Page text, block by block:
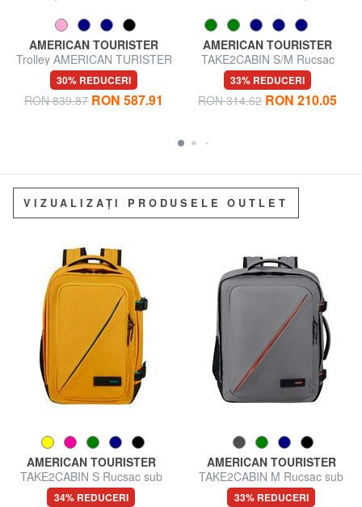
AMERICAN TOURISTER
Trolley AMERICAN TURISTER
AIRCONIC, dimensiuni mari,
ușoare
30% REDUCERI
RON 839.87 RON 587.91
AMERICAN TOURISTER
TAKE2CABIN S/M Rucsac
Ryanair ok pentru sub scaun
33% REDUCERI
RON 314.62 RON 210.05
VIZUALIZAȚI PRODUSELE OUTLET
AMERICAN TOURISTER
TAKE2CABIN S Rucsac sub
scaun ok Ryanair
34% REDUCERI
AMERICAN TOURISTER
TAKE2CABIN M Rucsac sub
scaun ok easyJet
33% REDUCERI